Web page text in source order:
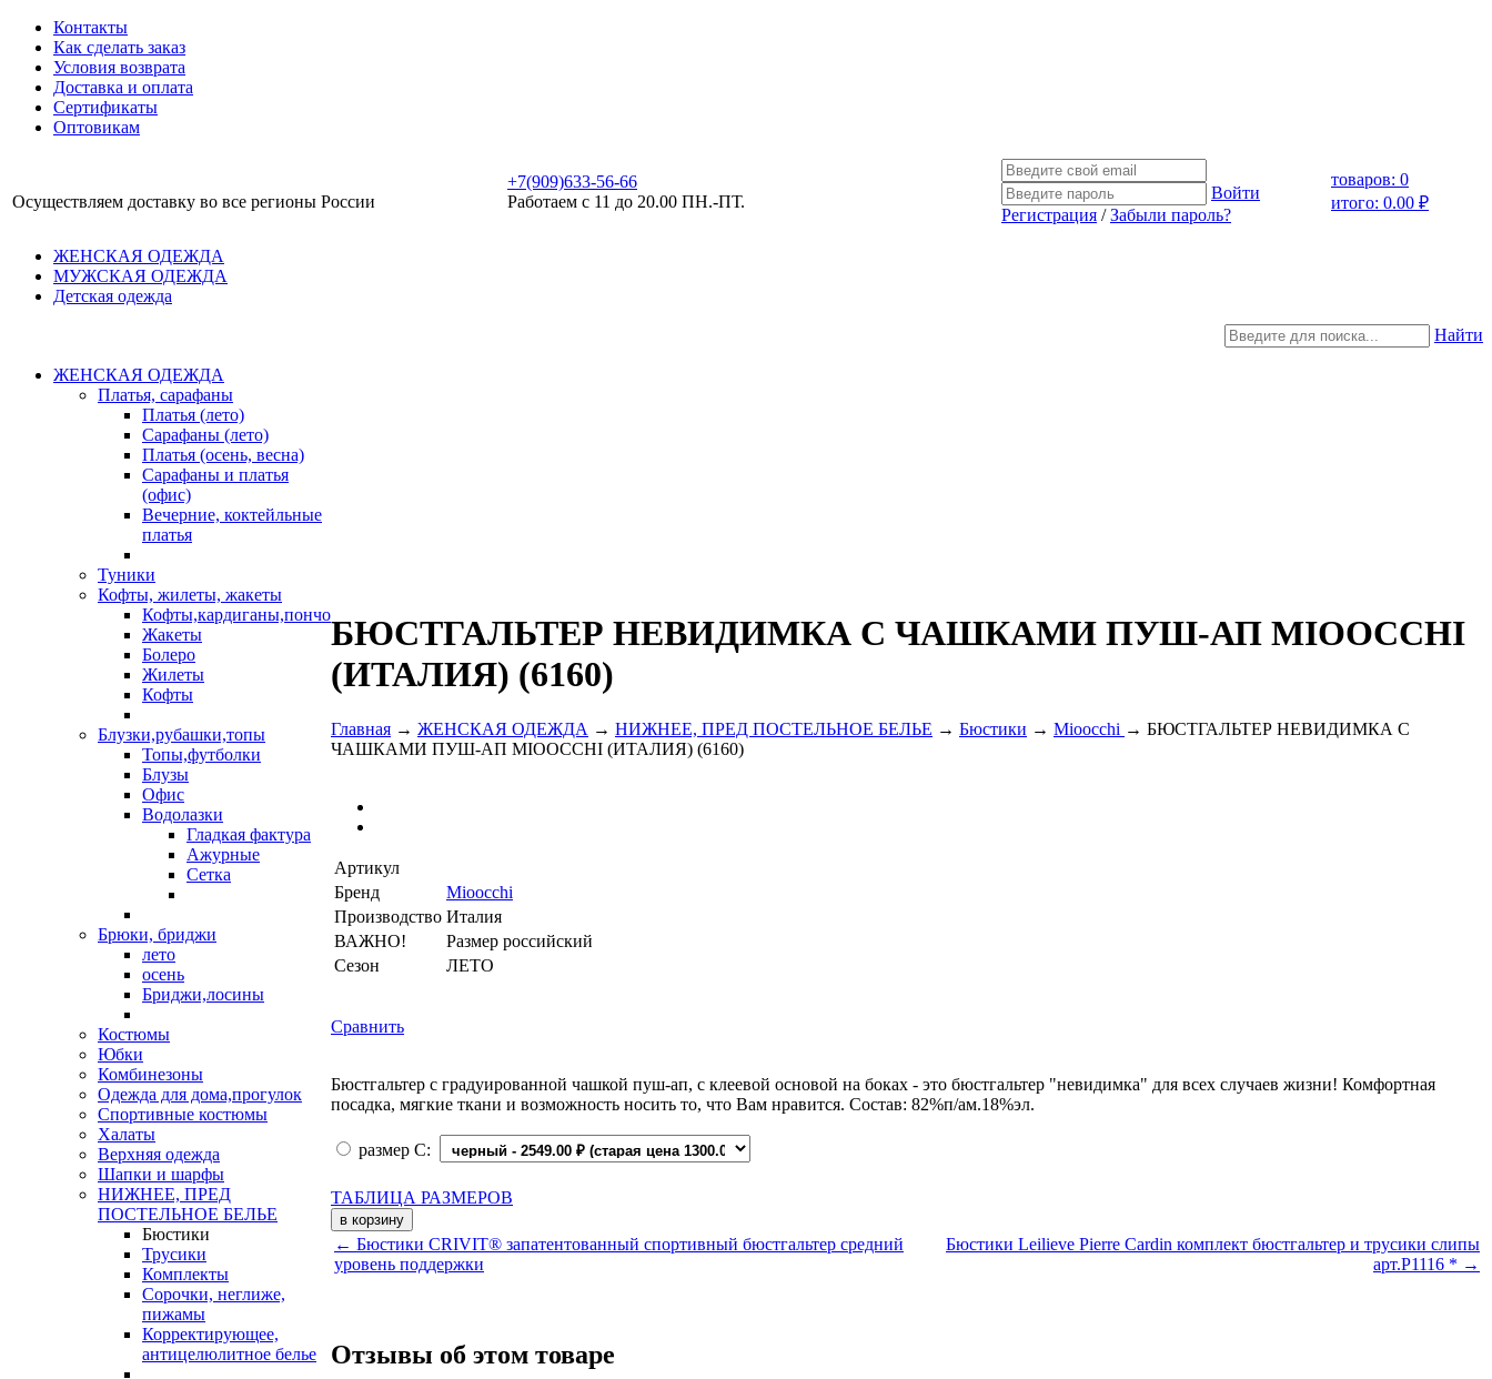
Контакты
Как сделать заказ
Условия возврата
Доставка и оплата
Сертификаты
Оптовикам
Осуществляем доставку во все регионы России
+7(909)633-56-66
Работаем с 11 до 20.00 ПН.-ПТ.
Войти
Регистрация /Забыли пароль?
товаров: 0
итого: 0.00 ₽
ЖЕНСКАЯ ОДЕЖДА
МУЖСКАЯ ОДЕЖДА
Детская одежда
Найти
ЖЕНСКАЯ ОДЕЖДА
Платья, сарафаны
Платья (лето)
Сарафаны (лето)
Платья (осень, весна)
Сарафаны и платья
(офис)
Вечерние, коктейльные
платья
Туники
Кофты, жилеты, жакеты
Кофты,кардиганы,пончо
Жакеты
Болеро
Жилеты
Кофты
Блузки,рубашки,топы
Топы,футболки
Блузы
Офис
Водолазки
Гладкая фактура
Ажурные
Сетка
Брюки, бриджи
лето
осень
Бриджи,лосины
Костюмы
Юбки
Комбинезоны
Одежда для дома,прогулок
Спортивные костюмы
Халаты
Верхняя одежда
Шапки и шарфы
НИЖНЕЕ, ПРЕД
ПОСТЕЛЬНОЕ БЕЛЬЕ
Бюстики
Трусики
Комплекты
Сорочки, неглиже,
пижамы
Корректирующее,
антицелюлитное белье
БЮСТГАЛЬТЕР НЕВИДИМКА С ЧАШКАМИ ПУШ-АП MIOOCCHI
(ИТАЛИЯ) (6160)
Главная → ЖЕНСКАЯ ОДЕЖДА → НИЖНЕЕ, ПРЕД ПОСТЕЛЬНОЕ БЕЛЬЕ → Бюстики → Mioocchi → БЮСТГАЛЬТЕР НЕВИДИМКА С
ЧАШКАМИ ПУШ-АП MIOOCCHI (ИТАЛИЯ) (6160)
Артикул
Бренд
Mioocchi
Производство Италия
ВАЖНО!
Размер российский
Сезон
ЛЕТО
Сравнить
Бюстгальтер с градуированной чашкой пуш-ап, с клеевой основой на боках - это бюстгальтер "невидимка" для всех случаев жизни! Комфортная
посадка, мягкие ткани и возможность носить то, что Вам нравится. Состав: 82%п/ам.18%эл.
размер C:
ТАБЛИЦА РАЗМЕРОВ
← Бюстики CRIVIT® запатентованный спортивный бюстгальтер средний
уровень поддержки
Бюстики Leilieve Pierre Cardin комплект бюстгальтер и трусики слипы
арт.P1116 * →
Отзывы об этом товаре